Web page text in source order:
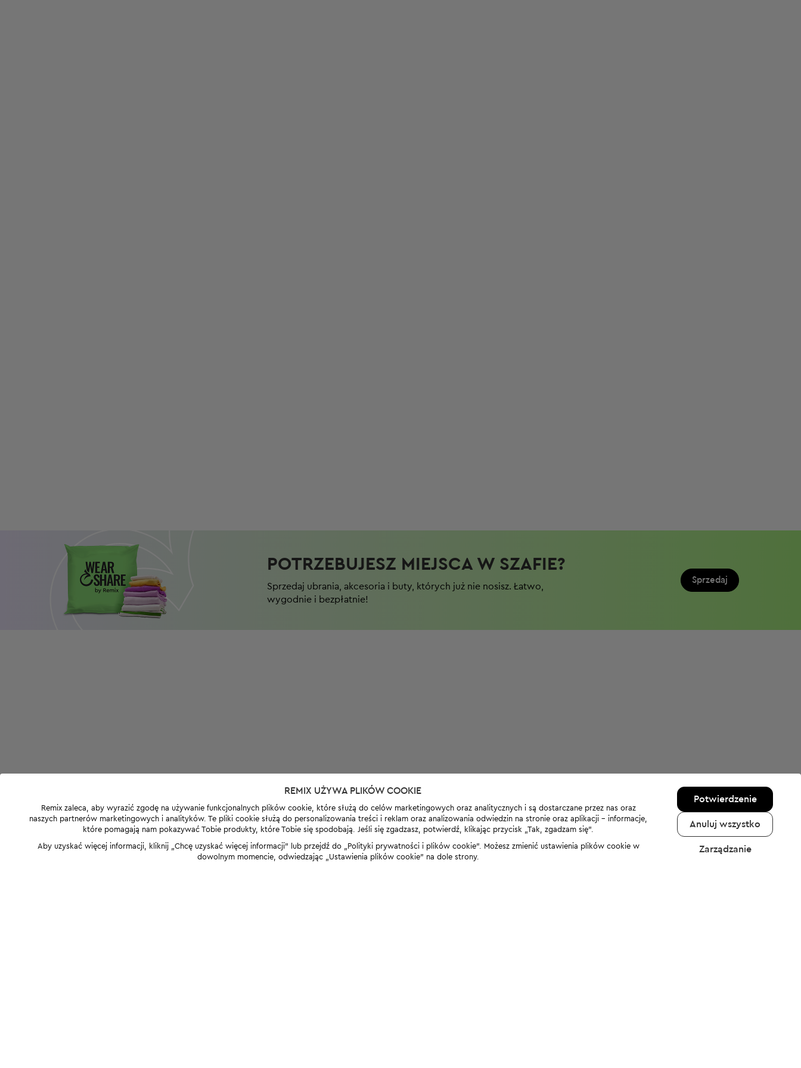
POTRZEBUJESZ MIEJSCA W SZAFIE?​
Sprzedaj ubrania, akcesoria i buty, których już nie nosisz. Łatwo,
wygodnie i bezpłatnie!
Sprzedaj
REMIX UŻYWA PLIKÓW COOKIE
Remix zaleca, aby wyrazić zgodę na używanie funkcjonalnych plików cookie, które służą do celów marketingowych oraz analitycznych i są dostarczane przez nas oraz
naszych partnerów marketingowych i analityków. Te pliki cookie służą do personalizowania treści i reklam oraz analizowania odwiedzin na stronie oraz aplikacji - informacje,
które pomagają nam pokazywać Tobie produkty, które Tobie się spodobają. Jeśli się zgadzasz, potwierdź, klikając przycisk „Tak, zgadzam się”.
Aby uzyskać więcej informacji, kliknij „Chcę uzyskać więcej informacji” lub przejdź do „Polityki prywatności i plików cookie”. Możesz zmienić ustawienia plików cookie w
dowolnym momencie, odwiedzając „Ustawienia plików cookie” na dole strony.
Potwierdzenie
Anuluj wszystko
Zarządzanie